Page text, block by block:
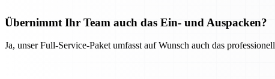
Übernimmt Ihr Team auch das Ein- und Auspacken?
Ja, unser Full-Service-Paket umfasst auf Wunsch auch das